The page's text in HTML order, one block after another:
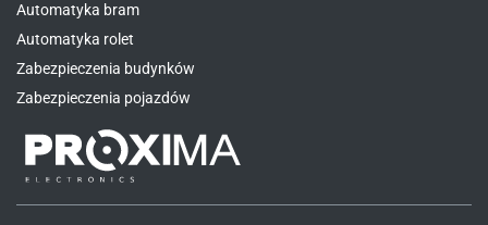
Automatyka bram
Automatyka rolet
Zabezpieczenia budynków
Zabezpieczenia pojazdów